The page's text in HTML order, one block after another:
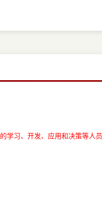
学习、开发、应用和决策等人员